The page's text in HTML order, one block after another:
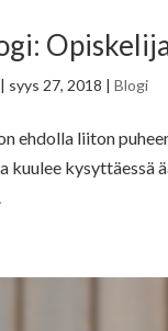
| syys 27, 2018 |Blogi
ehdolla liiton
kuulee kysyttäessä